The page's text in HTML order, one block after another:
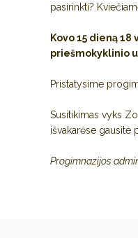
pasirinkti?
Kovo 15 dieną 18
priešmokyklinio
Pristatysime
Susitikimas vyks
išvakarėse gausite
Progimnazijos